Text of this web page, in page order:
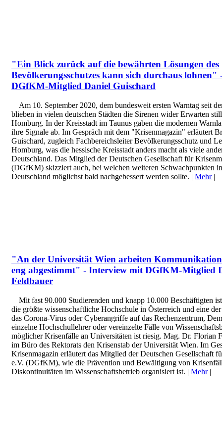
"Ein Blick zurück auf die bewährten Lösungen des
Bevölkerungsschutzes kann sich durchaus
DGfKM-Mitglied Daniel Guischard
Am 10. September 2020, dem bundesweit ersten Warntag seit
blieben in vielen deutschen Städten die Sirenen wider Erwarten
Homburg. In der Kreisstadt im Taunus gaben die modernen
ihre Signale ab. Im Gespräch mit dem "Krisenmagazin" erläutert
Guischard, zugleich Fachbereichsleiter Bevölkerungsschutz und
Homburg, was die hessische Kreisstadt anders macht als viele
Deutschland. Das Mitglied der Deutschen Gesellschaft für
(DGfKM) skizziert auch, bei welchen weiteren Schwachpunkten
Deutschland möglichst bald nachgebessert werden sollte. | Mehr|
"An der Universität Wien arbeiten
eng abgestimmt" - Interview mit DGfKM-Mitglied
Feldbauer
Mit fast 90.000 Studierenden und knapp 10.000 Beschäftigten
die größte wissenschaftliche Hochschule in Österreich und eine
das Corona-Virus oder Cyberangriffe auf das Rechenzentrum,
einzelne Hochschullehrer oder vereinzelte Fälle von
möglicher Krisenfälle an Universitäten ist riesig. Mag. Dr. Florian
im Büro des Rektorats den Krisenstab der Universität Wien. Im
Krisenmagazin erläutert das Mitglied der Deutschen Gesellschaft
e.V. (DGfKM), wie die Prävention und Bewältigung von
Diskontinuitäten im Wissenschaftsbetrieb organisiert ist. | Mehr|